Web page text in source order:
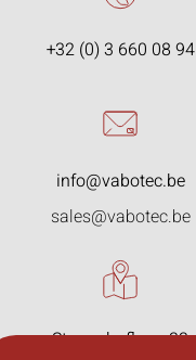
+32 (0) 3 660 08 94
info@vabotec.be
sales@vabotec.be
Starrenhoflaan 33